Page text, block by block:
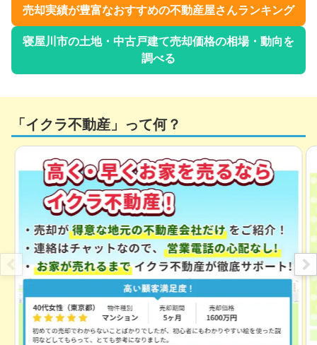
売却実績が豊富なおすすめの不動産屋さんランキング
寝屋川市の土地・中古戸建て売却価格の相場・動向を
調べる
「イクラ不動産」って何？